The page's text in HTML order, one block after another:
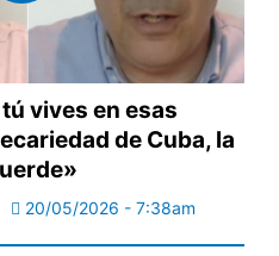
vives en esas
de Cuba, la
20/05/2026 - 7:38am